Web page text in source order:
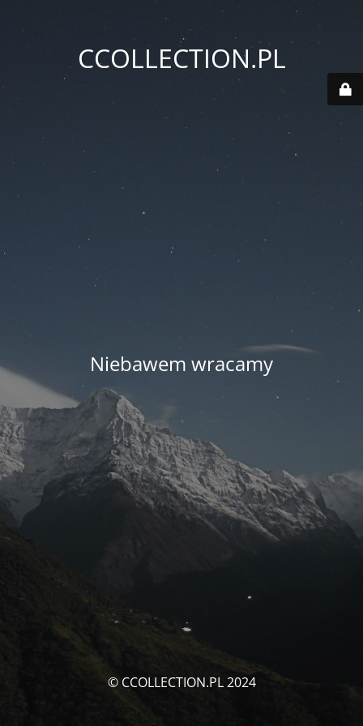
CCOLLECTION.PL
Niebawem wracamy
© CCOLLECTION.PL 2024